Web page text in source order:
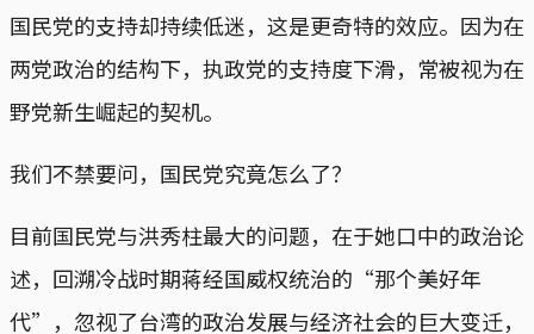
国民党的支持却持续低迷，这是更奇特的效应。因为在
两党政治的结构下，执政党的支持度下滑，常被视为在
野党新生崛起的契机。
我们不禁要问，国民党究竟怎么了？
目前国民党与洪秀柱最大的问题，在于她口中的政治论
述，回溯冷战时期蒋经国威权统治的“那个美好年
代”，忽视了台湾的政治发展与经济社会的巨大变迁，